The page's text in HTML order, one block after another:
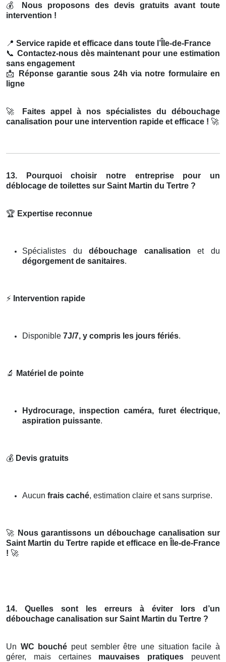
💰
Nous proposons des devis gratuits avant toute
intervention !
📍 Service rapide et efficace dans toute l’Île-de-France
📞 Contactez-nous dès maintenant pour une estimation
sans engagement
📩
Réponse garantie sous 24h via notre formulaire en
ligne
🚀
Faites appel à nos spécialistes du débouchage
canalisation pour une intervention rapide et efficace ! 🚀
13. Pourquoi choisir notre entreprise pour un
déblocage de toilettes sur Saint Martin du Tertre ?
🏆 Expertise reconnue
Spécialistes dudébouchage canalisation et du
dégorgement de sanitaires.
⚡ Intervention rapide
Disponible 7J/7, y compris les jours fériés.
🔬 Matériel de pointe
Hydrocurage, inspection caméra, furet électrique,
aspiration puissante.
💰 Devis gratuits
Aucun frais caché, estimation claire et sans surprise.
🚀 Nous garantissons un débouchage canalisation sur
Saint Martin du Tertre rapide et efficace en Île-de-France
! 🚀
14. Quelles sont les erreurs à éviter lors d’un
débouchage canalisation sur Saint Martin du Tertre ?
Un WC bouché peut sembler être une situation facile à
gérer, mais certaines mauvaises pratiques peuvent